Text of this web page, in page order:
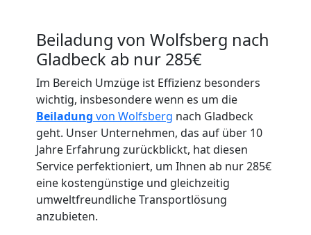
Beiladung von Wolfsberg nach
Gladbeck ab nur 285€
Im Bereich Umzüge ist Effizienz besonders
wichtig, insbesondere wenn es um die
Beiladung von Wolfsberg nach Gladbeck
geht. Unser Unternehmen, das auf über 10
Jahre Erfahrung zurückblickt, hat diesen
Service perfektioniert, um Ihnen ab nur 285€
eine kostengünstige und gleichzeitig
umweltfreundliche Transportlösung
anzubieten.
Umzugshelfer
Wolfsberg